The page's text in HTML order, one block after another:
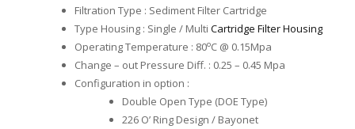
Filtration Type : Sediment Filter Cartridge
Type Housing : Single / Multi Cartridge Filter Housing
Operating Temperature : 80oC @ 0.15Mpa
Change – out Pressure Diff. : 0.25 – 0.45 Mpa
Configuration in option :
Double Open Type (DOE Type)
226 O’ Ring Design / Bayonet